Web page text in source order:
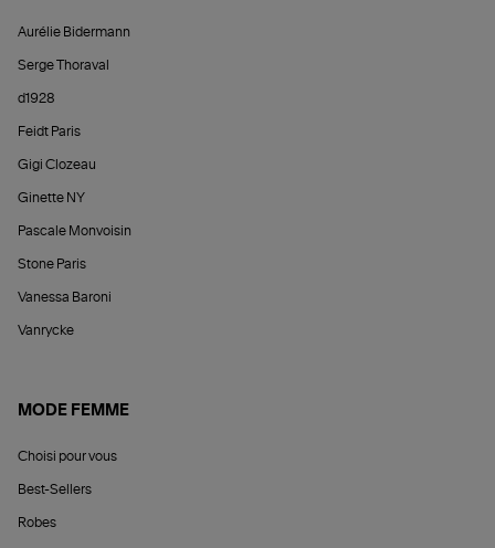
Aurélie Bidermann
Serge Thoraval
d1928
Feidt Paris
Gigi Clozeau
Ginette NY
Pascale Monvoisin
Stone Paris
Vanessa Baroni
Vanrycke
MODE FEMME
Choisi pour vous
Best-Sellers
Robes